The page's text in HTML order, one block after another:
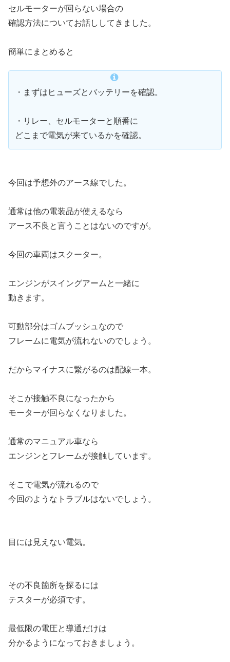
セルモーターが回らない場合の
確認方法についてお話ししてきました。
簡単にまとめると
・まずはヒューズとバッテリーを確認。
・リレー、セルモーターと順番に
どこまで電気が来ているかを確認。
今回は予想外のアース線でした。
通常は他の電装品が使えるなら
アース不良と言うことはないのですが。
今回の車両はスクーター。
エンジンがスイングアームと一緒に
動きます。
可動部分はゴムブッシュなので
フレームに電気が流れないのでしょう。
だからマイナスに繋がるのは配線一本。
そこが接触不良になったから
モーターが回らなくなりました。
通常のマニュアル車なら
エンジンとフレームが接触しています。
そこで電気が流れるので
今回のようなトラブルはないでしょう。
目には見えない電気。
その不良箇所を探るには
テスターが必須です。
最低限の電圧と導通だけは
分かるようになっておきましょう。